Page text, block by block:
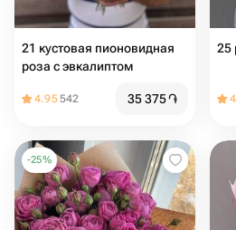
21 кустовая пионовидная
роза с эвкалиптом
4.95542 35 375֏
25
-25%